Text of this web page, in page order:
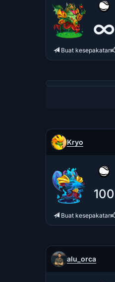
∞
Buat kesepakatan
Kryo
100
Buat kesepakatan
alu_orca